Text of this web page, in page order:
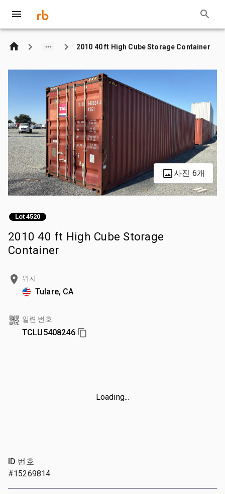
2010 40 ft High Cube Storage Container
사진 6개
Lot 4520
2010 40 ft High Cube Storage
Container
위치
Tulare, CA
일련 번호
TCLU5408246
Loading...
ID 번호
#15269814